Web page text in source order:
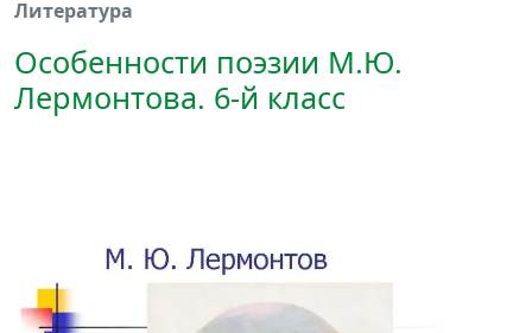
Литература
Особенности поэзии М.Ю.
Лермонтова. 6-й класс